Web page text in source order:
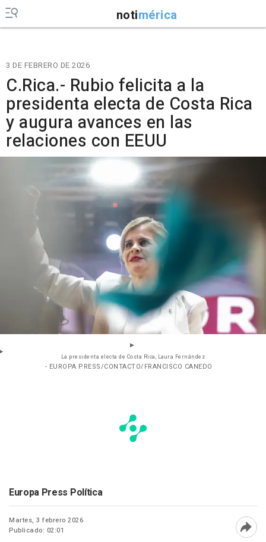
notimérica
3 DE FEBRERO DE 2026
C.Rica.- Rubio felicita a la
presidenta electa de Costa Rica
y augura avances en las
relaciones con EEUU
La presidenta electa de Costa Rica, Laura Fernández
- EUROPA PRESS/CONTACTO/FRANCISCO CANEDO
Europa Press Política
Martes, 3 febrero 2026
Publicado: 02:01